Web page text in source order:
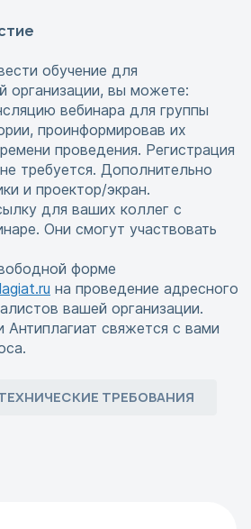
обучение для
организации, вы можете:
вебинара для группы
проинформировав их
проведения. Регистрация
требуется. Дополнительно
и проектор/экран.
для ваших коллег с
Они смогут участвовать
форме
на проведение адресного
вашей организации.
Антиплагиат свяжется с вами
ТРЕБОВАНИЯ